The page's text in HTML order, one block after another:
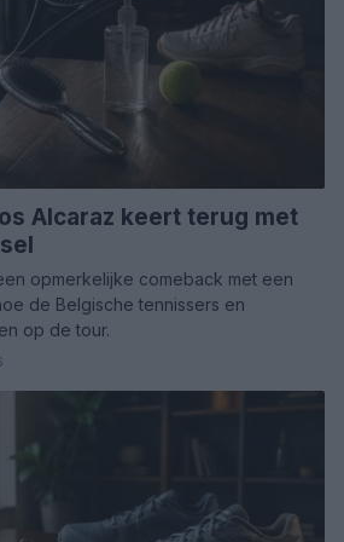
Alcaraz keert terug met
opmerkelijke comeback met een
de Belgische tennissers en
op de tour.